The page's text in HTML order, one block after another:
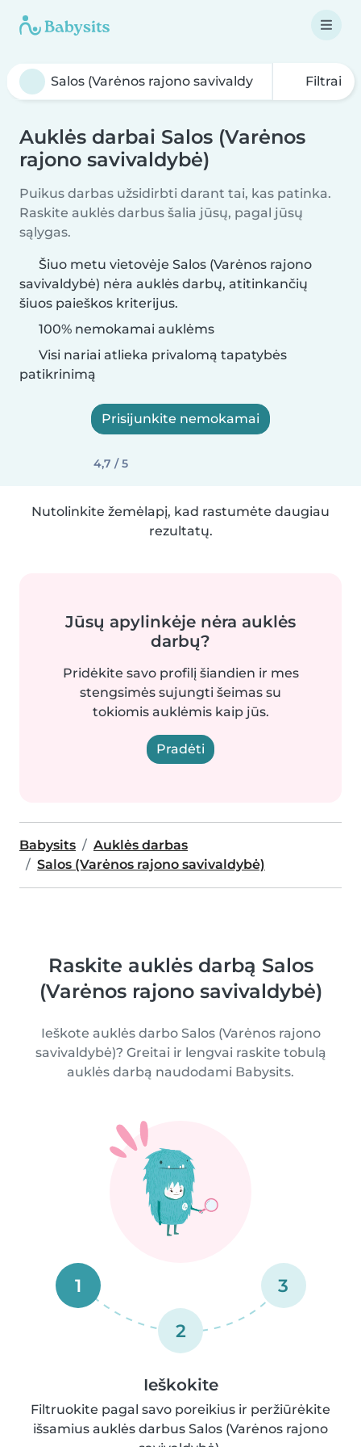
Filtrai
Auklės darbai Salos (Varėnos
rajono savivaldybė)
Puikus darbas užsidirbti darant tai, kas patinka.
Raskite auklės darbus šalia jūsų, pagal jūsų
sąlygas.
Šiuo metu vietovėje Salos (Varėnos rajono
savivaldybė) nėra auklės darbų, atitinkančių
šiuos paieškos kriterijus.
100% nemokamai auklėms
Visi nariai atlieka privalomą tapatybės
patikrinimą
Prisijunkite nemokamai
4,7 / 5
Nutolinkite žemėlapį, kad rastumėte daugiau
rezultatų.
Jūsų apylinkėje nėra auklės
darbų?
Pridėkite savo profilį šiandien ir mes
stengsimės sujungti šeimas su
tokiomis auklėmis kaip jūs.
Pradėti
Babysits
Auklės darbas
Salos (Varėnos rajono savivaldybė)
Raskite auklės darbą Salos
(Varėnos rajono savivaldybė)
Ieškote auklės darbo Salos (Varėnos rajono
savivaldybė)? Greitai ir lengvai raskite tobulą
auklės darbą naudodami Babysits.
1
2
3
Ieškokite
Filtruokite pagal savo poreikius ir peržiūrėkite
išsamius auklės darbus Salos (Varėnos rajono